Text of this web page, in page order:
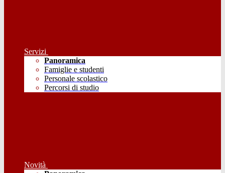
Servizi
Panoramica
Famiglie e studenti
Personale scolastico
Percorsi di studio
Novità